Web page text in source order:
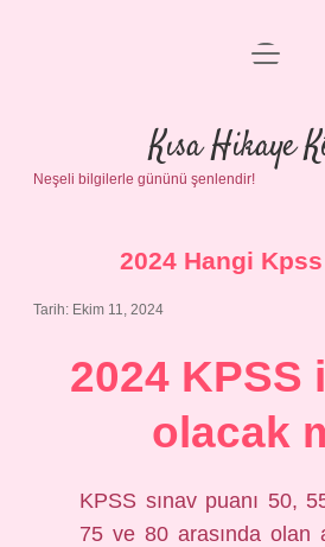
Anasayfa
Gizlilik
Yasal Uyarı
menüyü
Kısa Hikaye
Neşeli bilgilerle gününü şenlendir!
2024 Hangi
Tarih: Ekim 11, 2024
2024 KPSS
olacak
KPSS sınav puanı 50,
75 ve 80 arasında olan